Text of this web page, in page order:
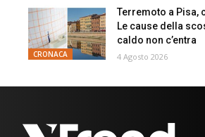
CRONACA
Terremoto a Pisa,
Le cause della
caldo non c’entra
4 Agosto 2026